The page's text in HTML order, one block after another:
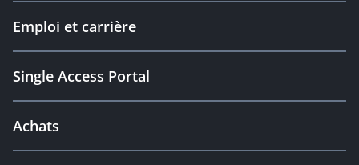
Emploi et carrière
Single Access Portal
Achats